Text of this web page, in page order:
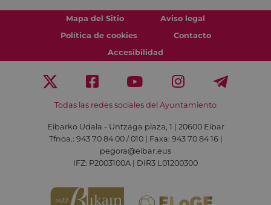
Mapa del Sitio
Aviso legal
Política de cookies
Contacto
Accesibilidad
Todas las redes sociales del Ayuntamiento
Eibarko Udala - Untzaga plaza, 1 | 20600 Eibar
Tfnoa.: 943 70 84 00 / 010 | Faxa: 943 70 84 16 |
pegora@eibar.eus
IFZ: P2003100A | DIR3 L01200300